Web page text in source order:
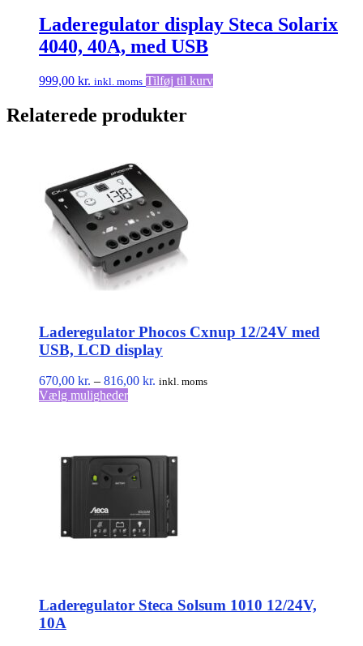
Laderegulator display Steca Solarix
4040, 40A, med USB
999,00 kr. inkl. moms Tilføj til kurv
Relaterede produkter
Laderegulator Phocos Cxnup 12/24V med
USB, LCD display
670,00 kr. – 816,00 kr. Prisinterval:
inkl. moms
Vælg mulighederDette
varianter.
Mulighederne
kan
på
varesiden
Laderegulator Steca Solsum 1010 12/24V,
10A